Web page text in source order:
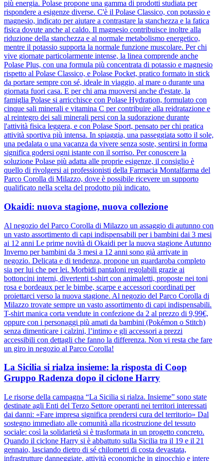
più energia. Polase propone una gamma di prodotti studiata per
rispondere a esigenze diverse. C'è il Polase Classico, con potassio e
magnesio, indicato per aiutare a contrastare la stanchezza e la fatica
fisica dovute anche al caldo. Il magnesio contribuisce inoltre alla
riduzione della stanchezza e al normale metabolismo energetico,
mentre il potassio supporta la normale funzione muscolare. Per chi
vive giornate particolarmente intense, la linea comprende anche
Polase Plus, con una formula più concentrata di potassio e magnesio
rispetto al Polase Classico, e Polase Pocket, pratico formato in stick
da portare sempre con sé, ideale in viaggio, al mare o durante una
giornata fuori casa. E per chi ama muoversi anche d'estate, la
famiglia Polase si arricchisce con Polase Hydration, formulato con
cinque sali minerali e vitamina C per contribuire alla reidratazione e
al reintegro dei sali minerali persi con la sudorazione durante
l'attività fisica leggera, e con Polase Sport, pensato per chi pratica
attività sportiva più intensa. In spiaggia, una passeggiata sotto il sole,
una pedalata o una vacanza da vivere senza soste, sentirsi in forma
significa godersi ogni istante con il sorriso. Per conoscere la
soluzione Polase più adatta alle proprie esigenze, il consiglio è
quello di rivolgersi ai professionisti della Farmacia Montalfarma del
Parco Corolla di Milazzo, dove è possibile ricevere un supporto
qualificato nella scelta del prodotto più indicato.
Okaidi: nuova stagione, nuova collezione
Al negozio del Parco Corolla di Milazzo un assaggio di autunno con
un vasto assortimento di capi indispensabili per i bambini dai 3 mesi
ai 12 anni Le prime novità di Okaidi per la nuova stagione Autunno
Inverno per bambini da 3 mesi a 12 anni sono già arrivate in
negozio. Delicata e di tendenza, propone un guardaroba completo
sia per lui che per lei. Morbidi pantaloni regolabili grazie ai
bottoncini interni, divertenti t-shirt con animaletti, proposte nei toni
rosa e bordeaux per le bimbe, scarpe e accessori coordinati per
proiettarci verso la nuova stagione. Al negozio del Parco Corolla di
Milazzo trovate sempre un vasto assortimento di capi indispensabili.
T-shirt manica corta vendute in confezione da 2 al prezzo di 9,99€,
oppure con i personaggi più amati da bambini (Pokémon o Stitch)
senza dimenticare i calzini, l’intimo e gli accessori a prezzi
accessibili con dettagli che fanno la differenza. Non vi resta che fare
un giro in negozio al Parco Corolla!
La Sicilia si rialza insieme: la risposta di Coop
Gruppo Radenza dopo il ciclone Harry
Le risorse della campagna “La Sicilia si rialza. Insieme” sono state
destinate agli Enti del Terzo Settore operanti nei territori interessati
dai danni: «Fare impresa significa prendersi cura del territorio» Dal
sostegno immediato alle comunità alla ricostruzione del tessuto
sociale: così la solidarietà si è trasformata in un progetto concreto.
Quando il ciclone Harry si è abbattuto sulla Sicilia tra il 19 e il 21
gennaio, lasciando dietro di sé chilometri di costa devastata,
infrastrutture danneggiate, attività economiche in ginocchio e intere